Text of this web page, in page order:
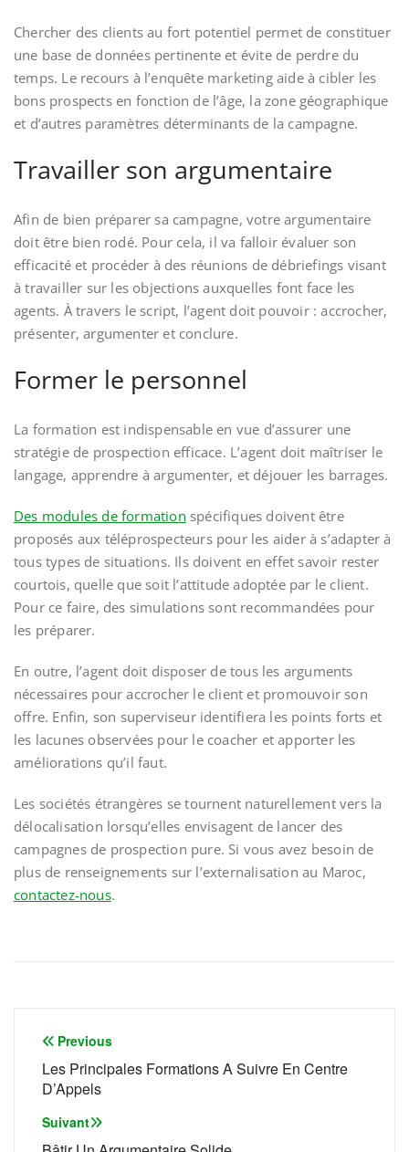
Chercher des clients au fort potentiel permet de constituer
une base de données pertinente et évite de perdre du
temps. Le recours à l’enquête marketing aide à cibler les
bons prospects en fonction de l’âge, la zone géographique
et d’autres paramètres déterminants de la campagne.
Travailler son argumentaire
Afin de bien préparer sa campagne, votre argumentaire
doit être bien rodé. Pour cela, il va falloir évaluer son
efficacité et procéder à des réunions de débriefings visant
à travailler sur les objections auxquelles font face les
agents. À travers le script, l’agent doit pouvoir : accrocher,
présenter, argumenter et conclure.
Former le personnel
La formation est indispensable en vue d’assurer une
stratégie de prospection efficace. L’agent doit maîtriser le
langage, apprendre à argumenter, et déjouer les barrages.
Des modules de formation spécifiques doivent être
proposés aux téléprospecteurs pour les aider à s’adapter à
tous types de situations. Ils doivent en effet savoir rester
courtois, quelle que soit l’attitude adoptée par le client.
Pour ce faire, des simulations sont recommandées pour
les préparer.
En outre, l’agent doit disposer de tous les arguments
nécessaires pour accrocher le client et promouvoir son
offre. Enfin, son superviseur identifiera les points forts et
les lacunes observées pour le coacher et apporter les
améliorations qu’il faut.
Les sociétés étrangères se tournent naturellement vers la
délocalisation lorsqu’elles envisagent de lancer des
campagnes de prospection pure. Si vous avez besoin de
plus de renseignements sur l’externalisation au Maroc,
contactez-nous.
Navigation
de
l’article
Previous
Les Principales Formations A Suivre En Centre
D’Appels
Suivant